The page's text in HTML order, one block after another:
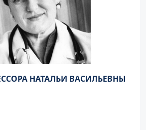
НАТАЛЬИ ВАСИЛЬЕВНЫ